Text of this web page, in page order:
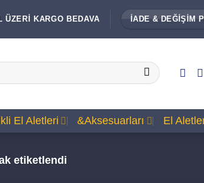
ÜZERİ KARGO BEDAVA İADE & DEĞİŞİM
El Aletleri &Aksesuarları El
etiketlendi